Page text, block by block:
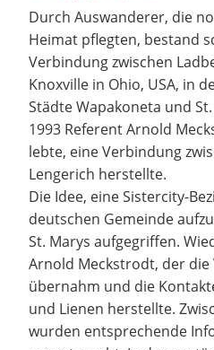
Durch Auswanderer, die
Heimat pflegten, bestand
Verbindung zwischen
Knoxville in Ohio, USA, in
Städte Wapakoneta und
1993 Referent Arnold
lebte, eine Verbindung
Lengerich herstellte.
Die Idee, eine Sistercity-
deutschen Gemeinde
St. Marys aufgegriffen.
Arnold Meckstrodt, der
übernahm und die
und Lienen herstellte.
wurden entsprechende